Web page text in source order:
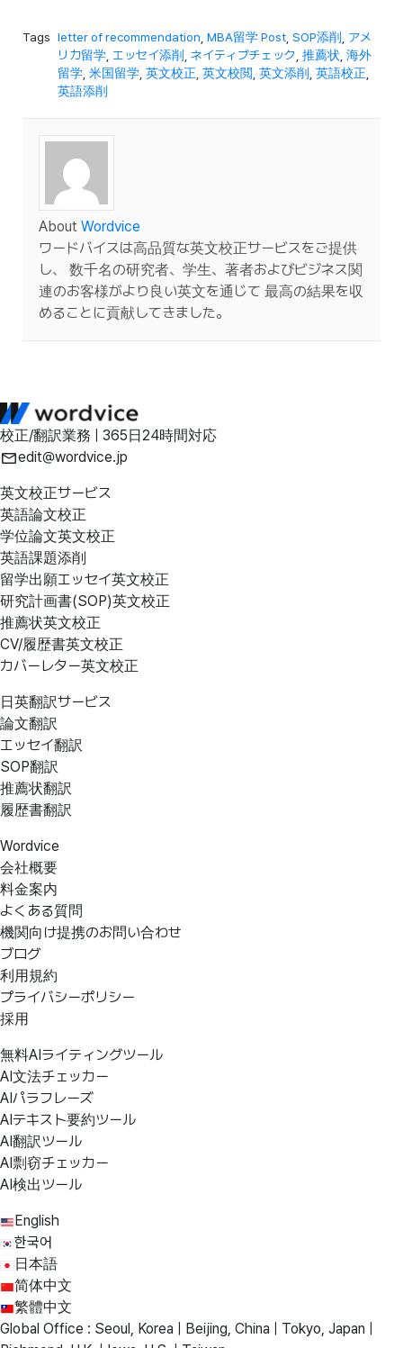
Tags letter of recommendation MBA留学 Post SOP添削
アメ
リカ留学 エッセイ添削 ネイティブチェック 推薦状 海外
留学 米国留学 英文校正 英文校閲 英文添削 英語校正
英語添削
About Wordvice
ワードバイスは高品質な英文校正サービスをご提供
し、 数千名の研究者、学生、著者およびビジネス関
連のお客様がより良い英文を通じて 最高の結果を収
めることに貢献してきました。
校正/翻訳業務 | 365日24時間対応
edit@wordvice.jp
英文校正サービス
英語論文校正
学位論文英文校正
英語課題添削
留学出願エッセイ英文校正
研究計画書(SOP)英文校正
推薦状英文校正
CV/履歴書英文校正
カバーレター英文校正
日英翻訳サービス
論文翻訳
エッセイ翻訳
SOP翻訳
推薦状翻訳
履歴書翻訳
Wordvice
会社概要
料金案内
よくある質問
機関向け提携のお問い合わせ
ブログ
利用規約
プライバシーポリシー
採用
無料AIライティングツール
AI文法チェッカー
AIパラフレーズ
AIテキスト要約ツール
AI翻訳ツール
AI剽窃チェッカー
AI検出ツール
English
한국어
日本語
简体中文
繁體中文
Global Office : Seoul, Korea | Beijing, China | Tokyo, Japan |